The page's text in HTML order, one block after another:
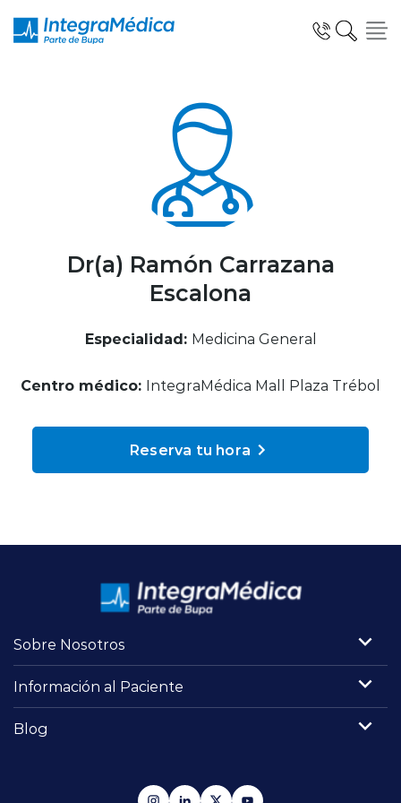
Especialidades y Servicios
Telemedicina Blua
Clínicas Dentales
Reserva de Horas
Mi Portal Bupa
Dr(a) Ramón Carrazana
Escalona
Especialidad: Medicina General
Centro médico: IntegraMédica Mall Plaza Trébol
Reserva tu hora
Sobre Nosotros
Información al Paciente
Blog